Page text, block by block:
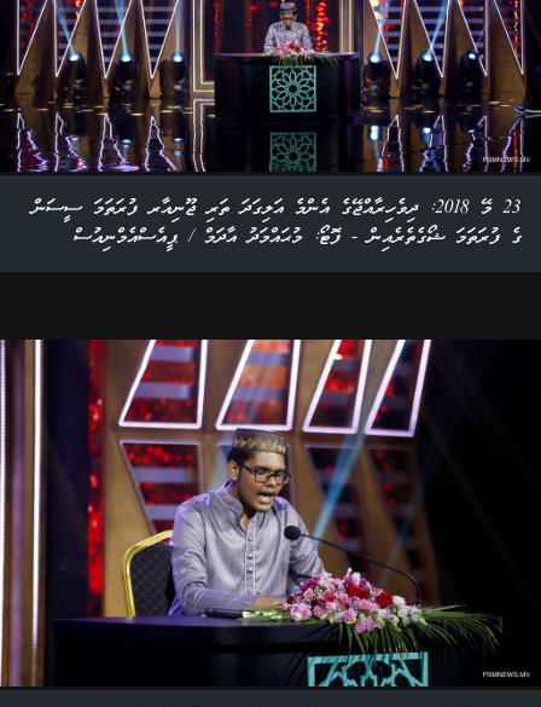
23 މޭ 2018: ދިވެހިރާއްޖޭގެ އެންމެ އަލިގަދަ ތަރި ޖޫނިއާރ ފުރަތަމަ ސީސަން
ގެ ފުރަތަމަ ޝޯގެތެރެއިން - ފޮޓޯ: މުޙައްމަދު އާދަމް / ޕީއެސްއެމްނިއުސް